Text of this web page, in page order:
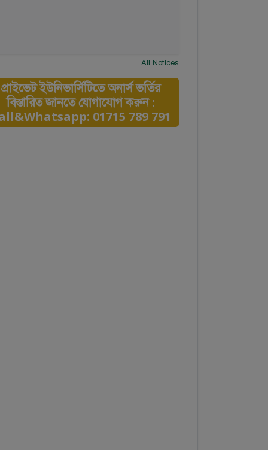
All Notices
প্রাইভেট ইউনিভার্সিটিতে অনার্স ভর্তির
বিস্তারিত জানতে যোগাযোগ করুন :
01715 789 791